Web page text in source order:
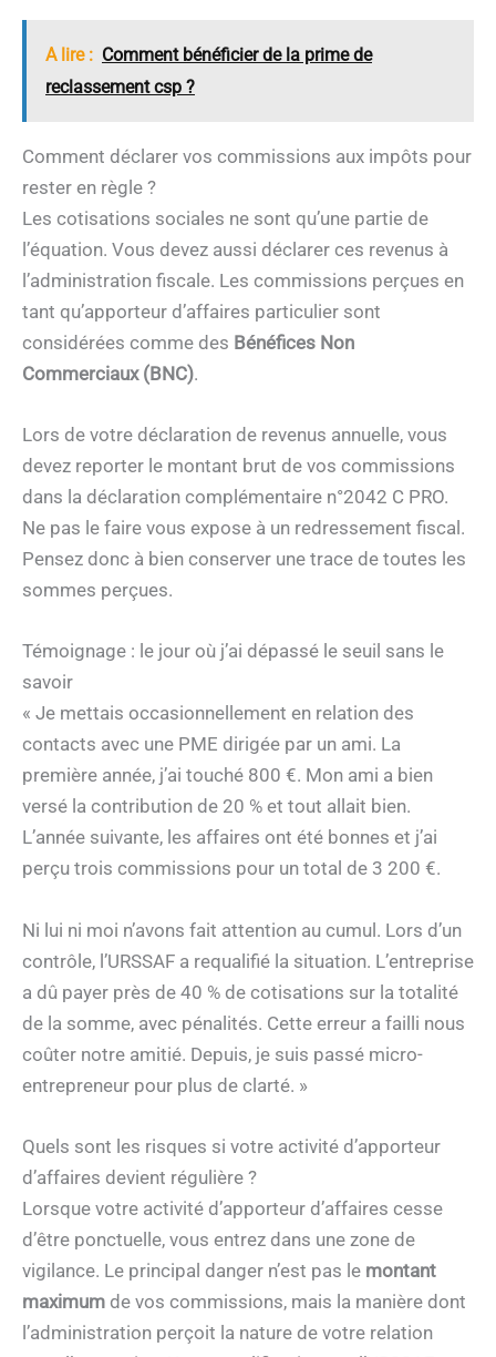
A lire : Comment bénéficier de la prime de
reclassement csp ?
Comment déclarer vos commissions aux impôts pour
rester en règle ?
Les cotisations sociales ne sont qu’une partie de
l’équation. Vous devez aussi déclarer ces revenus à
l’administration fiscale. Les commissions perçues en
tant qu’apporteur d’affaires particulier sont
considérées comme des Bénéfices Non
Commerciaux (BNC).
Lors de votre déclaration de revenus annuelle, vous
devez reporter le montant brut de vos commissions
dans la déclaration complémentaire n°2042 C PRO.
Ne pas le faire vous expose à un redressement fiscal.
Pensez donc à bien conserver une trace de toutes les
sommes perçues.
Témoignage : le jour où j’ai dépassé le seuil sans le
savoir
« Je mettais occasionnellement en relation des
contacts avec une PME dirigée par un ami. La
première année, j’ai touché 800 €. Mon ami a bien
versé la contribution de 20 % et tout allait bien.
L’année suivante, les affaires ont été bonnes et j’ai
perçu trois commissions pour un total de 3 200 €.
Ni lui ni moi n’avons fait attention au cumul. Lors d’un
contrôle, l’URSSAF a requalifié la situation. L’entreprise
a dû payer près de 40 % de cotisations sur la totalité
de la somme, avec pénalités. Cette erreur a failli nous
coûter notre amitié. Depuis, je suis passé micro-
entrepreneur pour plus de clarté. »
Quels sont les risques si votre activité d’apporteur
d’affaires devient régulière ?
Lorsque votre activité d’apporteur d’affaires cesse
d’être ponctuelle, vous entrez dans une zone de
vigilance. Le principal danger n’est pas le montant
maximum de vos commissions, mais la manière dont
l’administration perçoit la nature de votre relation